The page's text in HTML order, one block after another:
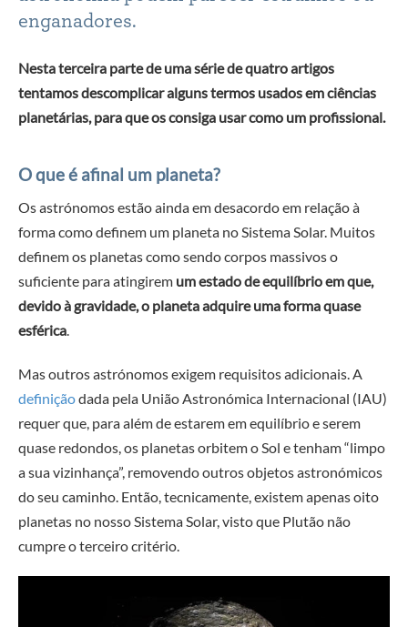
enganadores.
Nesta terceira parte de uma série de quatro artigos
tentamos descomplicar alguns termos usados em ciências
planetárias, para que os consiga usar como um profissional.
O que é afinal um planeta?
Os astrónomos estão ainda em desacordo em relação à
forma como definem um planeta no Sistema Solar. Muitos
definem os planetas como sendo corpos massivos o
suficiente para atingirem um estado de equilíbrio em que,
devido à gravidade, o planeta adquire uma forma quase
esférica.
Mas outros astrónomos exigem requisitos adicionais. A
definiçãodada pela União Astronómica Internacional (IAU)
requer que, para além de estarem em equilíbrio e serem
quase redondos, os planetas orbitem o Sol e tenham “limpo
a sua vizinhança”, removendo outros objetos astronómicos
do seu caminho. Então, tecnicamente, existem apenas oito
planetas no nosso Sistema Solar, visto que Plutão não
cumpre o terceiro critério.